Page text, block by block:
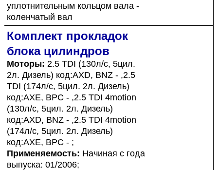
уплотнительным кольцом вала -
коленчатый вал
Комплект прокладок
блока цилиндров
Моторы: 2.5 TDI (130л/с, 5цил.
2л. Дизель) код:AXD, BNZ - ,2.5
TDI (174л/с, 5цил. 2л. Дизель)
код:AXE, BPC - ,2.5 TDI 4motion
(130л/с, 5цил. 2л. Дизель)
код:AXD, BNZ - ,2.5 TDI 4motion
(174л/с, 5цил. 2л. Дизель)
код:AXE, BPC - ;
Применяемость: Начиная с года
выпуска: 01/2006;